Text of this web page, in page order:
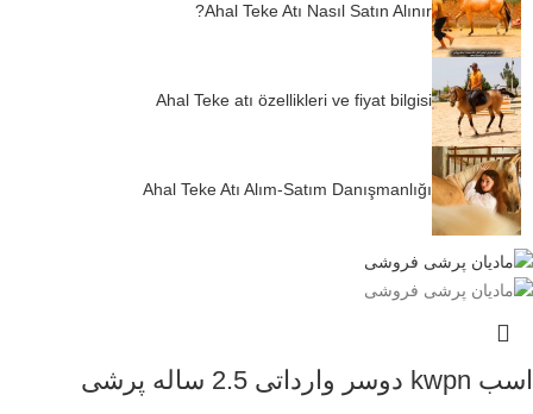
Ahal Teke Atı Nasıl Satın Alınır?
Ahal Teke atı özellikleri ve fiyat bilgisi
Ahal Teke Atı Alım-Satım Danışmanlığı
اسب kwpn دوسر وارداتی 2.5 ساله پرشی